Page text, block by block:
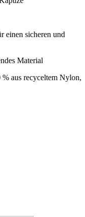
einen sicheren und
Material
% aus recyceltem Nylon,